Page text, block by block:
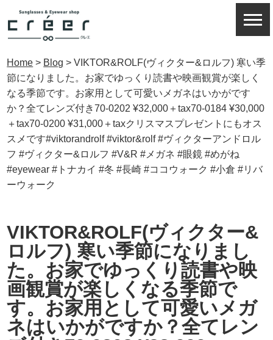
Home > Blog >VIKTOR&ROLF(ヴィクター&ロルフ) ︎寒い季
節になりました。お家でゆっくり読書や映画観賞が楽しく
なる季節です。お家用として可愛いメガネはいかがです
か？全てレンズ付き70-0202 ¥32,000＋tax70-0184 ¥30,000
＋tax70-0200 ¥31,000＋taxクリスマスプレゼントにもオス
スメです#viktorandrolf #viktor&rolf #ヴィクターアンドロル
フ #ヴィクター&ロルフ #V&R #メガネ #眼鏡 #めがね
#eyewear #トナカイ #冬 #長崎 #ココウォーク #小倉 #リバ
ーウォーク
VIKTOR&ROLF(ヴィクター&
ロルフ) ︎寒い季節になりまし
た。お家でゆっくり読書や映
画観賞が楽しくなる季節で
す。お家用として可愛いメガ
ネはいかがですか？全てレン